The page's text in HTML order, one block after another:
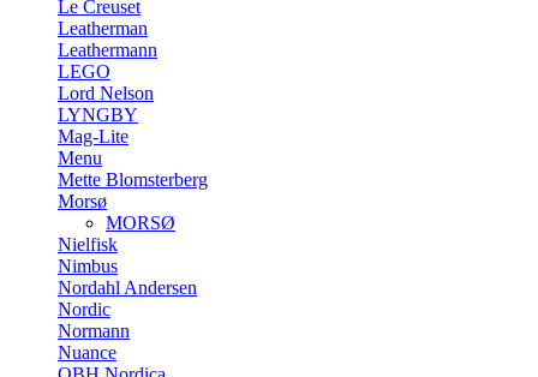
Le Creuset
Leatherman
Leathermann
LEGO
Lord Nelson
LYNGBY
Mag-Lite
Menu
Mette Blomsterberg
Morsø
MORSØ
Nielfisk
Nimbus
Nordahl Andersen
Nordic
Normann
Nuance